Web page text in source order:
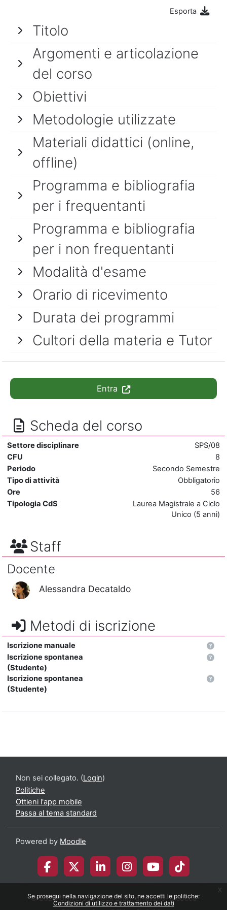
Se prosegui nella navigazione del sito, ne accetti le politiche:
Condizioni di utilizzo e trattamento dei dati
x
Esporta
Titolo
Argomenti e articolazione
del corso
Obiettivi
Metodologie utilizzate
Materiali didattici (online,
offline)
Programma e bibliografia
per i frequentanti
Programma e bibliografia
per i non frequentanti
Modalità d'esame
Orario di ricevimento
Durata dei programmi
Cultori della materia e Tutor
Entra
Scheda del corso
Settore disciplinare
SPS/08
CFU
8
Periodo
Secondo Semestre
Tipo di attività
Obbligatorio
Ore
56
Tipologia CdS
Laurea Magistrale a Ciclo
Unico (5 anni)
Staff
Docente
Alessandra Decataldo
Metodi di iscrizione
Iscrizione manuale
Iscrizione spontanea
(Studente)
Iscrizione spontanea
(Studente)
Non sei collegato. (Login)
Politiche
Ottieni l'app mobile
Passa al tema standard
Powered by Moodle
© 2026 Università degli Studi di Milano-Bicocca